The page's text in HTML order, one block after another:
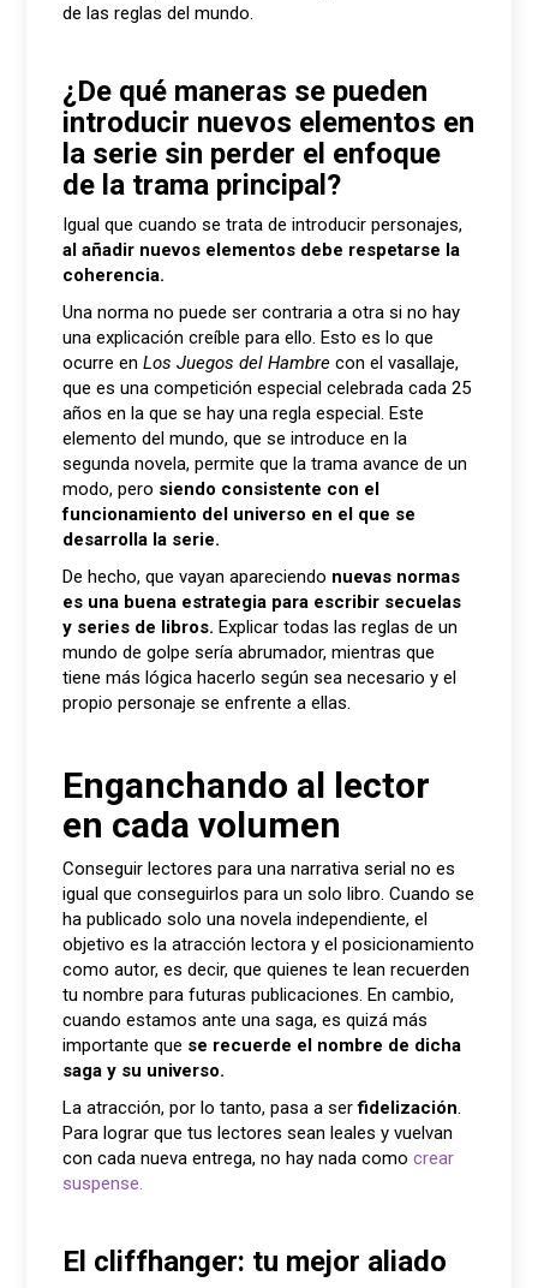
de las reglas del mundo.
¿De qué maneras se pueden
introducir nuevos elementos en
la serie sin perder el enfoque
de la trama principal?
Igual que cuando se trata de introducir personajes,
al añadir nuevos elementos debe respetarse la
coherencia.
Una norma no puede ser contraria a otra si no hay
una explicación creíble para ello. Esto es lo que
ocurre enLos Juegos del Hambre con el vasallaje,
que es una competición especial celebrada cada 25
años en la que se hay una regla especial. Este
elemento del mundo, que se introduce en la
segunda novela, permite que la trama avance de un
modo, pero siendo consistente con el
funcionamiento del universo en el que se
desarrolla la serie.
De hecho, que vayan apareciendo nuevas normas
es una buena estrategia para escribir secuelas
y series de libros. Explicar todas las reglas de un
mundo de golpe sería abrumador, mientras que
tiene más lógica hacerlo según sea necesario y el
propio personaje se enfrente a ellas.
Enganchando al lector
en cada volumen
Conseguir lectores para una narrativa serial no es
igual que conseguirlos para un solo libro. Cuando se
ha publicado solo una novela independiente, el
objetivo es la atracción lectora y el posicionamiento
como autor, es decir, que quienes te lean recuerden
tu nombre para futuras publicaciones. En cambio,
cuando estamos ante una saga, es quizá más
importante que se recuerde el nombre de dicha
saga y su universo.
La atracción, por lo tanto, pasa a serfidelización.
Para lograr que tus lectores sean leales y vuelvan
con cada nueva entrega, no hay nada comocrear
suspense.
El cliffhanger: tu mejor aliado